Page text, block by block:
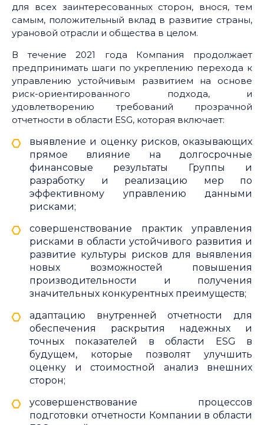
для всех заинтересованных сторон, внося, тем
самым, положительный вклад в развитие страны,
урановой отрасли и общества в целом.
В течение 2021 года Компания продолжает
предпринимать шаги по укреплению перехода к
управлению устойчивым развитием на основе
риск-ориентированного подхода, и
удовлетворению требований прозрачной
отчетности в области ESG, которая включает:
выявление и оценку рисков, оказывающих
прямое влияние на долгосрочные
финансовые результаты Группы и
разработку и реализацию мер по
эффективному управлению данными
рисками;
совершенствование практик управления
рисками в области устойчивого развития и
развитие культуры рисков для выявления
новых возможностей повышения
производительности и получения
значительных конкурентных преимуществ;
адаптацию внутренней отчетности для
обеспечения раскрытия надежных и
точных показателей в области ESG в
будущем, которые позволят улучшить
оценку и стоимостной анализ внешних
сторон;
усовершенствование процессов
подготовки отчетности Компании в области